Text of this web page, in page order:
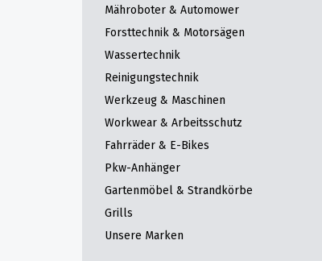
Mähroboter & Automower
Forsttechnik & Motorsägen
Wassertechnik
Reinigungstechnik
Werkzeug & Maschinen
Workwear & Arbeitsschutz
Fahrräder & E-Bikes
Pkw-Anhänger
Gartenmöbel & Strandkörbe
Grills
Unsere Marken